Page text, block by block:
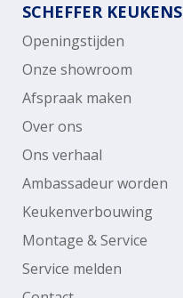
SCHEFFER KEUKENS
Openingstijden
Onze showroom
Afspraak maken
Over ons
Ons verhaal
Ambassadeur worden
Keukenverbouwing
Montage & Service
Service melden